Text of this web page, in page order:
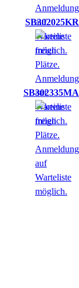
SB302025KR
SB302335MA